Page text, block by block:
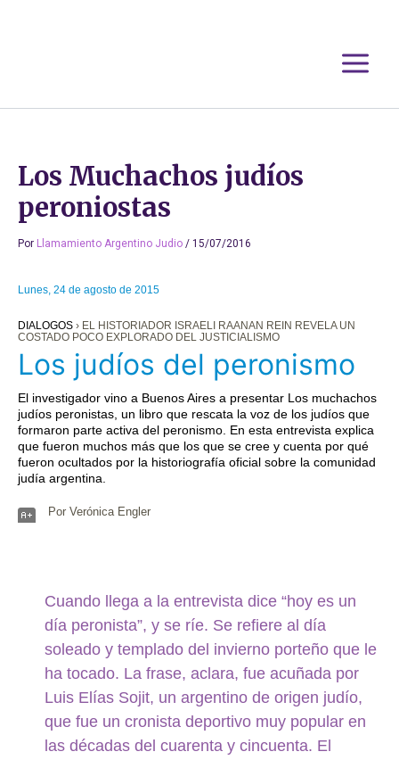
Los Muchachos judíos
peroniostas
Por Llamamiento Argentino Judio / 15/07/2016
Lunes, 24 de agosto de 2015
DIALOGOS › EL HISTORIADOR ISRAELI RAANAN REIN REVELA UN
COSTADO POCO EXPLORADO DEL JUSTICIALISMO
Los judíos del peronismo
El investigador vino a Buenos Aires a presentar Los muchachos
judíos peronistas, un libro que rescata la voz de los judíos que
formaron parte activa del peronismo. En esta entrevista explica
que fueron muchos más que los que se cree y cuenta por qué
fueron ocultados por la historiografía oficial sobre la comunidad
judía argentina.
Por Verónica Engler
Cuando llega a la entrevista dice “hoy es un
día peronista”, y se ríe. Se refiere al día
soleado y templado del invierno porteño que le
ha tocado. La frase, aclara, fue acuñada por
Luis Elías Sojit, un argentino de origen judío,
que fue un cronista deportivo muy popular en
las décadas del cuarenta y cincuenta. El